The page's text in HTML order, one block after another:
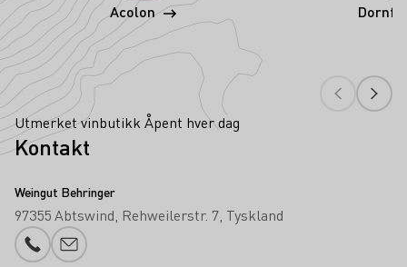
Acolon
Utmerket vinbutikk Åpent hver dag
Kontakt
Weingut Behringer
97355 Abtswind Rehweilerstr. 7 Tyskland
Telefonnummer
Legg til e-post